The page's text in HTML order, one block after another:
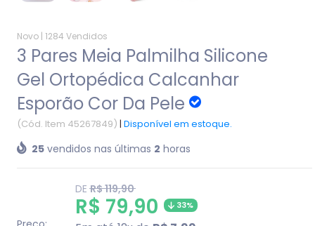
Novo | 1284 Vendidos
3 Pares Meia Palmilha Silicone
Gel Ortopédica Calcanhar
Esporão Cor Da Pele
(Cód. Item 45267849) | Disponível em estoque.
25 vendidos nas últimas 2 horas
DETranslation
missing:
pt-
BR.product.general.regular_price
R$ 119,90
Translation
R$ 79,90 33%